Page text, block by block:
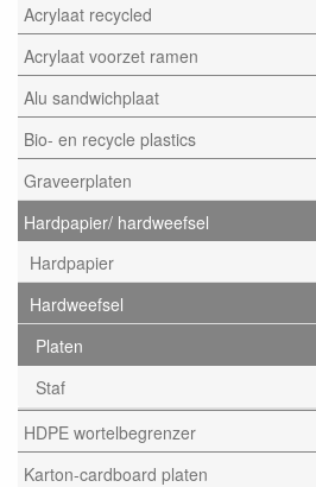
Acrylaat recycled
Acrylaat voorzet ramen
Alu sandwichplaat
Bio- en recycle plastics
Graveerplaten
Hardpapier/ hardweefsel
Hardpapier
Hardweefsel
Platen
Staf
HDPE wortelbegrenzer
Karton-cardboard platen